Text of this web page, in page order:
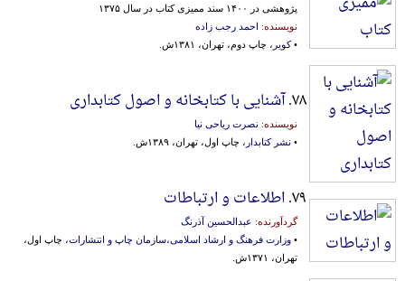
پژوهشی‌ در ۱۴۰۰ سند ممیزی‌ کتاب‌ در سال‌ ۱۳۷۵
نویسنده: احمد رجب زاده
•کویر ، چاپ دوم، تهران، ۱۳۸۱ش.
۷۸. آشنایی با کتابخانه و اصول کتابداری
نویسنده: نصرت ریاحی نیا
• نشر کتابدار ، چاپ اول، تهران، ۱۳۸۹ش.
۷۹. اطلاعات و ارتباطات
گردآورنده: عبدالحسین آذرنگ
• وزارت فرهنگ و ارشاد اسلامی،سازمان چاپ و انتشارات، چاپ اول،
تهران، ۱۳۷۱ش.